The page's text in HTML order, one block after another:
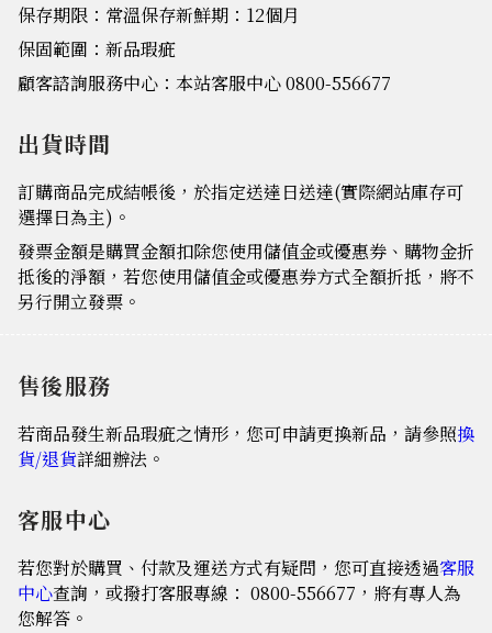
保存期限：常溫保存新鮮期：12個月
保固範圍：新品瑕疵
顧客諮詢服務中心：本站客服中心 0800-556677
出貨時間
訂購商品完成結帳後，於指定送達日送達(實際網站庫存可
選擇日為主)。
發票金額是購買金額扣除您使用儲值金或優惠券、購物金折
抵後的淨額，若您使用儲值金或優惠券方式全額折抵，將不
另行開立發票。
售後服務
若商品發生新品瑕疵之情形，您可申請更換新品，請參照換
貨/退貨詳細辦法。
客服中心
若您對於購買、付款及運送方式有疑問，您可直接透過客服
中心查詢，或撥打客服專線： 0800-556677，將有專人為
您解答。